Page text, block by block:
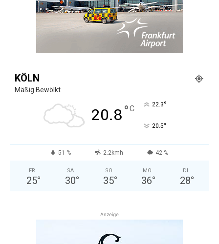
KÖLN
Mäßig Bewölkt
20.8°C 22.3°
20.5°
51 % 2.2kmh 42 %
FR.
25°
SA.
30°
SO.
35°
MO.
36°
DI.
28°
Anzeige